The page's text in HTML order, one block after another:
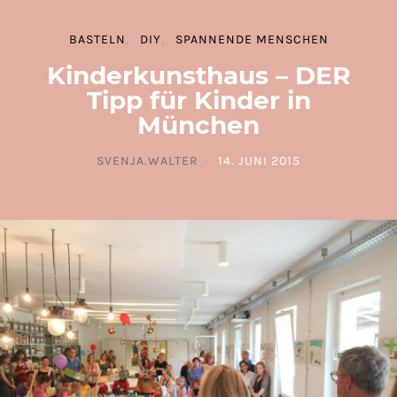
BASTELN DIY SPANNENDE MENSCHEN
Kinderkunsthaus – DER
Tipp für Kinder in
München
SVENJA.WALTER
POSTED ON
14. JUNI 2015